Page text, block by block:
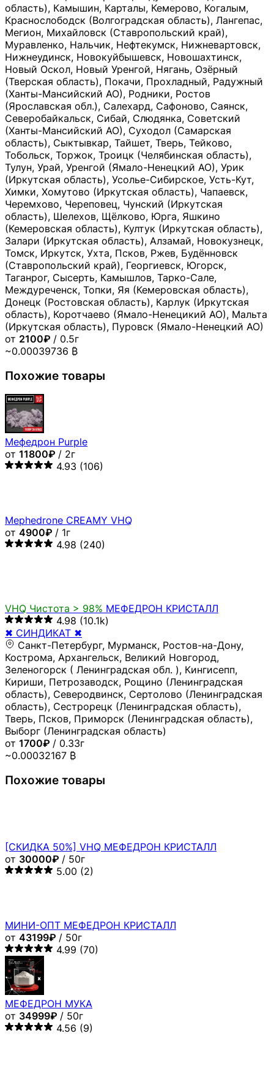
область), Камышин, Карталы, Кемерово, Когалым,
Краснослободск (Волгоградская область), Лангепас,
Мегион, Михайловск (Ставропольский край),
Муравленко, Нальчик, Нефтекумск, Нижневартовск,
Нижнеудинск, Новокуйбышевск, Новошахтинск,
Новый Оскол, Новый Уренгой, Нягань, Озёрный
(Тверская область), Покачи, Прохладный, Радужный
(Ханты-Мансийский АО), Родники, Ростов
(Ярославская обл.), Салехард, Сафоново, Саянск,
Северобайкальск, Сибай, Слюдянка, Советский
(Ханты-Мансийский АО), Суходол (Самарская
область), Сыктывкар, Тайшет, Тверь, Тейково,
Тобольск, Торжок, Троицк (Челябинская область),
Тулун, Урай, Уренгой (Ямало-Ненецкий АО), Урик
(Иркутская область), Усолье-Сибирское, Усть-Кут,
Химки, Хомутово (Иркутская область), Чапаевск,
Черемхово, Череповец, Чунский (Иркутская
область), Шелехов, Щёлково, Юрга, Яшкино
(Кемеровская область), Култук (Иркутская область),
Залари (Иркутская область), Алзамай, Новокузнецк,
Томск, Иркутск, Ухта, Псков, Ржев, Будённовск
(Ставропольский край), Георгиевск, Югорск,
Таганрог, Сысерть, Камышлов, Тарко-Сале,
Междуреченск, Топки, Яя (Кемеровская область),
Донецк (Ростовская область), Карлук (Иркутская
область), Коротчаево (Ямало-Ненецикий АО), Мальта
(Иркутская область), Пуровск (Ямало-Ненецкий АО)
от 2100₽ / 0.5г
~0.00039736 ₿
Похожие товары
Мефедрон Purple
от 11800₽ / 2г
4.93 (106)
Mephedrone CREAMY VHQ
от 4900₽ / 1г
4.98 (240)
VHQ Чистота > 98% МЕФЕДРОН КРИСТАЛЛ
4.98 (10.1k)
✖ СИНДИКАТ ✖
Санкт-Петербург, Мурманск, Ростов-на-Дону,
Кострома, Архангельск, Великий Новгород,
Зеленогорск ( Ленинградская обл. ), Кингисепп,
Кириши, Петрозаводск, Рощино (Ленинградская
область), Северодвинск, Сертолово (Ленинградская
область), Сестрорецк (Ленинградская область),
Тверь, Псков, Приморск (Ленинградская область),
Выборг (Ленинградская область)
от 1700₽ / 0.33г
~0.00032167 ₿
Похожие товары
[СКИДКА 50%] VHQ МЕФЕДРОН КРИСТАЛЛ
от 30000₽ / 50г
5.00 (2)
МИНИ-ОПТ МЕФЕДРОН КРИСТАЛЛ
от 43199₽ / 50г
4.99 (70)
МЕФЕДРОН МУКА
от 34999₽ / 50г
4.56 (9)